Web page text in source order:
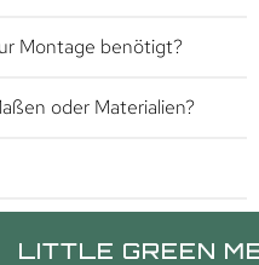
Montage benötigt?
oder Materialien?
GREEN MEN.